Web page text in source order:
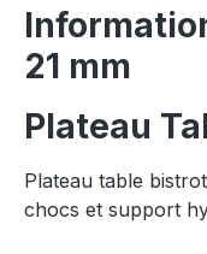
21 mm
Plateau
Plateau table
chocs et support